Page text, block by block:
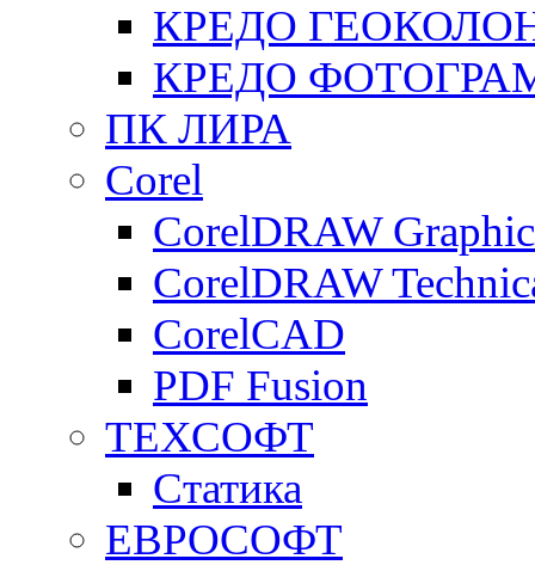
КРЕДО
КРЕДО
ПК ЛИРА
Corel
CorelDRAW
CorelDRAW
CorelCAD
PDF Fusion
ТЕХСОФТ
Статика
ЕВРОСОФТ